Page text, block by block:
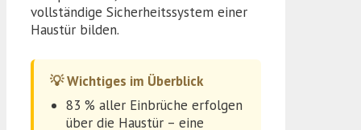
vollständige Sicherheitssystem einer
Haustür bilden.
💡 Wichtiges im Überblick
83 % aller Einbrüche erfolgen
über die Haustür – eine